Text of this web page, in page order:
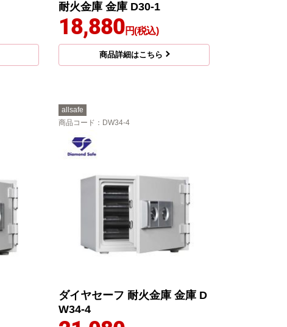
耐火金庫 金庫 D30-1
18,880円(税込)
商品詳細はこちら
allsafe
商品コード ：DW34-4
ダイヤセーフ 耐火金庫 金庫 D
W34-4